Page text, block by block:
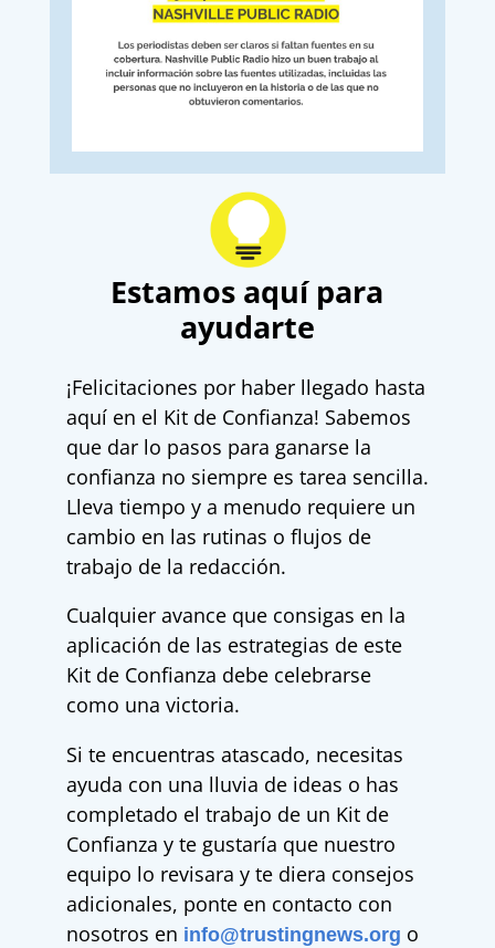
Estamos aquí para
ayudarte
¡Felicitaciones por haber llegado hasta
aquí en el Kit de Confianza! Sabemos
que dar lo pasos para ganarse la
confianza no siempre es tarea sencilla.
Lleva tiempo y a menudo requiere un
cambio en las rutinas o flujos de
trabajo de la redacción.
Cualquier avance que consigas en la
aplicación de las estrategias de este
Kit de Confianza debe celebrarse
como una victoria.
Si te encuentras atascado, necesitas
ayuda con una lluvia de ideas o has
completado el trabajo de un Kit de
Confianza y te gustaría que nuestro
equipo lo revisara y te diera consejos
adicionales, ponte en contacto con
nosotros en info@trustingnews.org o